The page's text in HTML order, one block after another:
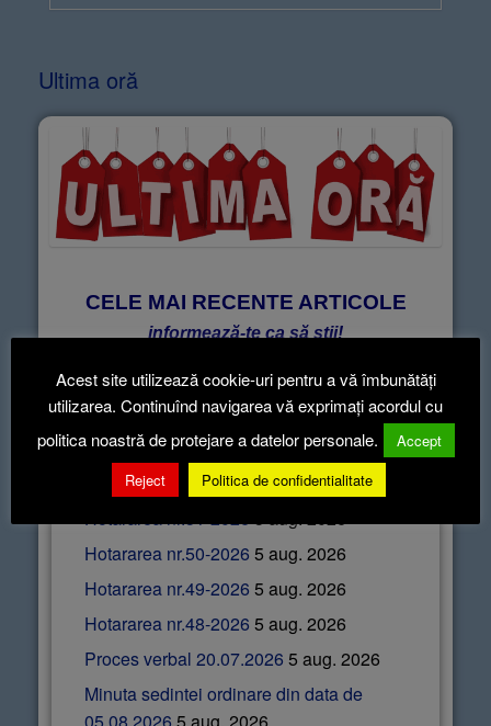
Ultima oră
CELE MAI RECENTE ARTICOLE
informează-te ca să știi!
Articole recente
Hotararea nr.52-2026 5 aug. 2026
Hotararea nr.51-20265 aug. 2026
Hotararea nr.50-2026 5 aug. 2026
Hotararea nr.49-2026 5 aug. 2026
Hotararea nr.48-2026 5 aug. 2026
Proces verbal 20.07.2026 5 aug. 2026
Minuta sedintei ordinare din data de
Acest site utilizează cookie-uri pentru a vă îmbunătăți
utilizarea. Continuînd navigarea vă exprimați acordul cu
politica noastră de protejare a datelor personale.
Accept
Reject
Politica de confidentialitate